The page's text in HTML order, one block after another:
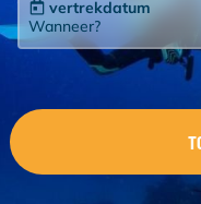
vertrekdatum
Wanneer?